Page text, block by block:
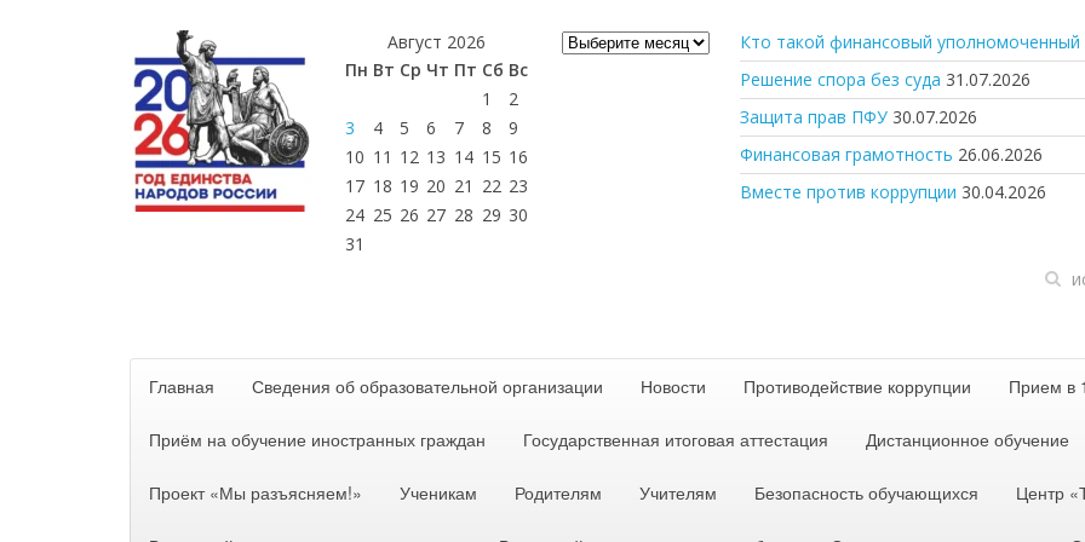
Август 2026
Пн Вт Ср Чт Пт Сб Вс
1
2
3
4 5 6 7 8
9
10 11 12 13 14 15 16
17 18 19 20 21 22 23
24 25 26 27 28 29 30
31
Архив
Кто такой финансовый
Решение спора без суда 31.07.2026
Защита прав ПФУ 30.07.2026
Финансовая грамотность 26.06.2026
Вместе против коррупции 30.04.2026
Главная Сведения об образовательной организации Новости Противодействие коррупции Прием в
Приём на обучение иностранных граждан Государственная итоговая аттестация Дистанционное обучение
Проект «Мы разъясняем!» Ученикам Родителям Учителям Безопасность обучающихся Центр